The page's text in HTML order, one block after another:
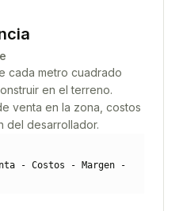
cada metro cuadrado
en el terreno.
venta en la zona, costos
del desarrollador.
- Costos - Margen -